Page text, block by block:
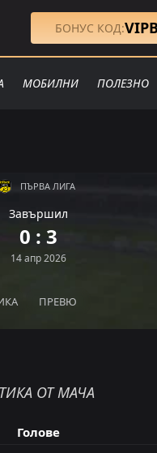
БОНУС КОД:
МОБИЛНИ ПОЛЕЗНО
ПЪРВА ЛИГА
Завършил
0 : 3
14 апр 2026
ПРЕВЮ
ОТ МАЧА
Голове